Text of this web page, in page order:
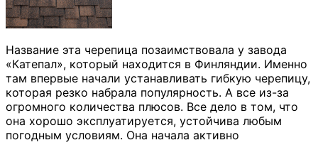
Название эта черепица позаимствовала у завода
«Катепал», который находится в Финляндии. Именно
там впервые начали устанавливать гибкую черепицу,
которая резко набрала популярность. А все из-за
огромного количества плюсов. Все дело в том, что
она хорошо эксплуатируется, устойчива любым
погодным условиям. Она начала активно